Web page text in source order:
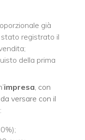
già
registrato il
della prima
impresa , con
versare con il